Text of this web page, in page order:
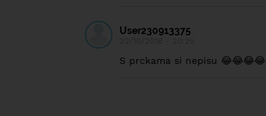
User230913375
S prckama si nepisu 😂😂😂😂